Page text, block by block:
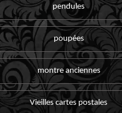
pendules
poupées
montre anciennes
Vieilles cartes postales